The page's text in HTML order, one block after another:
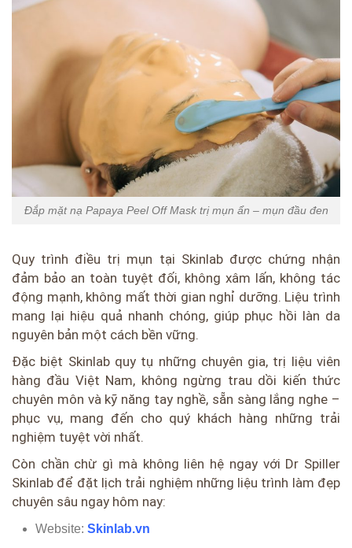
Đắp mặt nạ Papaya Peel Off Mask trị mụn ẩn – mụn đầu đen
Quy trình điều trị mụn tại Skinlab được chứng nhận
đảm bảo an toàn tuyệt đối, không xâm lấn, không tác
động mạnh, không mất thời gian nghỉ dưỡng. Liệu trình
mang lại hiệu quả nhanh chóng, giúp phục hồi làn da
nguyên bản một cách bền vững.
Đặc biệt Skinlab quy tụ những chuyên gia, trị liệu viên
hàng đầu Việt Nam, không ngừng trau dồi kiến thức
chuyên môn và kỹ năng tay nghề, sẵn sàng lắng nghe –
phục vụ, mang đến cho quý khách hàng những trải
nghiệm tuyệt vời nhất.
Còn chần chừ gì mà không liên hệ ngay với Dr Spiller
Skinlab để đặt lịch trải nghiệm những liệu trình làm đẹp
chuyên sâu ngay hôm nay:
Website: Skinlab.vn